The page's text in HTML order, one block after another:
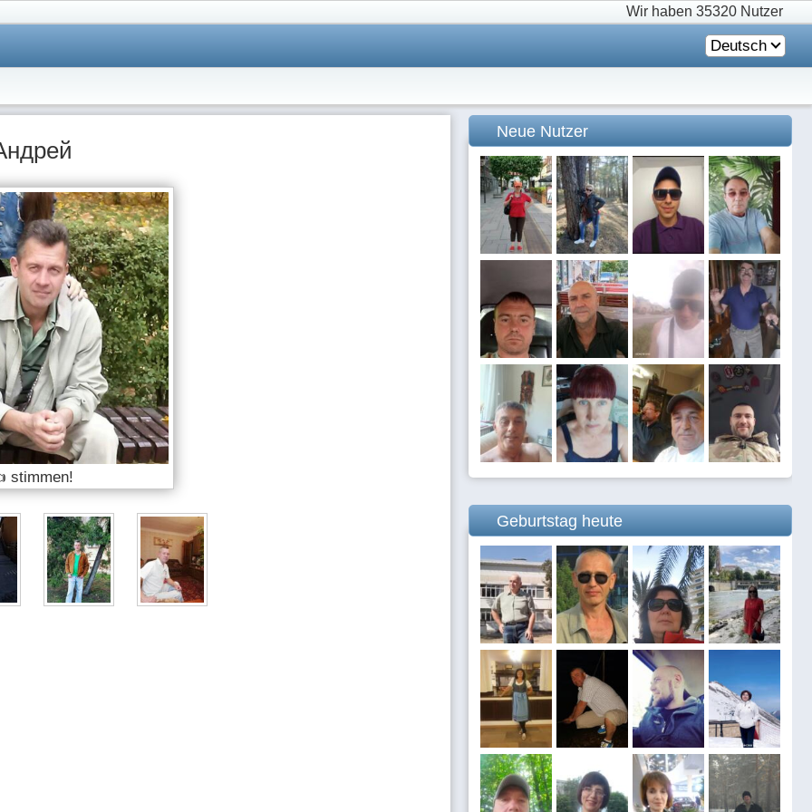
Wir haben 35320 Nutzer
Deutsch
stimmen!
Neue Nutzer
Geburtstag heute